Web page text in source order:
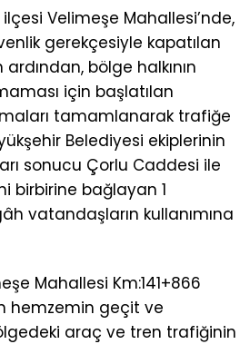
ilçesi Velimeşe Mahallesi’nde,
gerekçesiyle kapatılan
bölge halkının
için başlatılan
tamamlanarak trafiğe
Belediyesi ekiplerinin
sonucu Çorlu Caddesi ile
birbirine bağlayan 1
vatandaşların kullanımına
Mahallesi Km:141+866
hemzemin geçit ve
araç ve tren trafiğinin